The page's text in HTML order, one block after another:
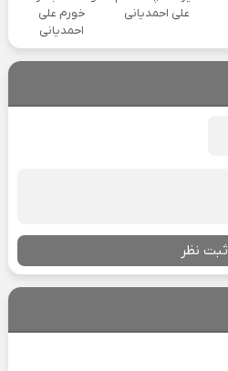
علی احمدیانی
خورم علی
احمدیانی
ثبت نظر